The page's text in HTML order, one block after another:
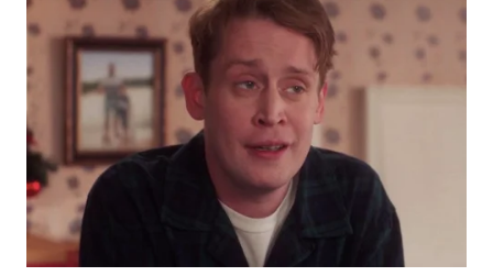
WN
KEPULAUAN
SERIBU
WN
TANGERANG
WN
BINJAI